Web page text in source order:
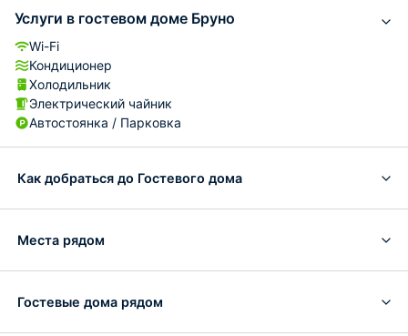
Услуги в гостевом доме Бруно
Wi-Fi
Кондиционер
Холодильник
Электрический чайник
Автостоянка / Парковка
Как добраться до Гостевого дома
Места рядом
Гостевые дома рядом